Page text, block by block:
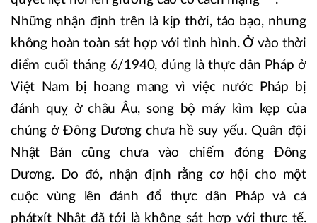
Những nhận định trên là kịp thời, táo bạo, nhưng
không hoàn toàn sát hợp với tình hình. Ở vào thời
điểm cuối tháng 6/1940, đúng là thực dân Pháp ở
Việt Nam bị hoang mang vì việc nước Pháp bị
đánh quỵ ở châu Âu, song bộ máy kìm kẹp của
chúng ở Đông Dương chưa hề suy yếu. Quân đội
Nhật Bản cũng chưa vào chiếm đóng Đông
Dương. Do đó, nhận định rằng cơ hội cho một
cuộc vùng lên đánh đổ thực dân Pháp và cả
phátxít Nhật đã tới là không sát hợp với thực tế.